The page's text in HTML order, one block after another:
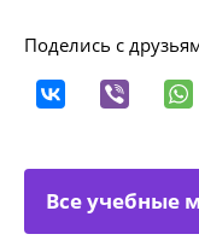
Поделись с
Все учебные